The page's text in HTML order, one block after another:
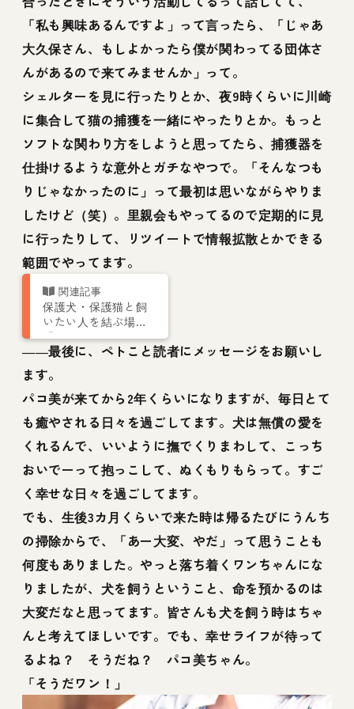
「私も興味あるんですよ」って言ったら、「じゃあ
大久保さん、もしよかったら僕が関わってる団体さ
んがあるので来てみませんか」って。
シェルターを見に行ったりとか、夜9時くらいに川崎
に集合して猫の捕獲を一緒にやったりとか。もっと
ソフトな関わり方をしようと思ってたら、捕獲器を
仕掛けるような意外とガチなやつで。「そんなつも
りじゃなかったのに」って最初は思いながらやりま
したけど（笑）。里親会もやってるので定期的に見
に行ったりして、リツイートで情報拡散とかできる
範囲でやってます。
保護犬・保護猫と飼
いたい人を結ぶ場所
「OMUSUBI」（お結
び）
――最後に、ペトこと読者にメッセージをお願いし
ます。
パコ美が来てから2年くらいになりますが、毎日とて
も癒やされる日々を過ごしてます。犬は無償の愛を
くれるんで、いいように撫でくりまわして、こっち
おいでーって抱っこして、ぬくもりもらって。すご
く幸せな日々を過ごしてます。
でも、生後3カ月くらいで来た時は帰るたびにうんち
の掃除からで、「あー大変、やだ」って思うことも
何度もありました。やっと落ち着くワンちゃんにな
りましたが、犬を飼うということ、命を預かるのは
大変だなと思ってます。皆さんも犬を飼う時はちゃ
んと考えてほしいです。でも、幸せライフが待って
るよね？ そうだね？ パコ美ちゃん。
「そうだワン！」